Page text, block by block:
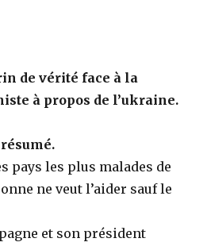
de vérité face à la
à propos de l’ukraine.
pays les plus malades de
ne veut l’aider sauf le
et son président